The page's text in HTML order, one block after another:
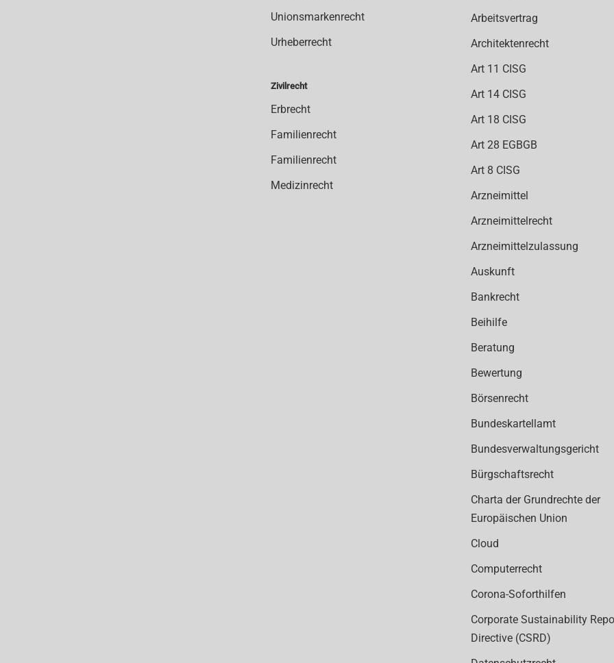
Unionsmarkenrecht
Urheberrecht
Zivilrecht
Erbrecht
Familienrecht
Familienrecht
Medizinrecht
Arbeitsvertrag
Architektenrecht
Art 11 CISG
Art 14 CISG
Art 18 CISG
Art 28 EGBGB
Art 8 CISG
Arzneimittel
Arzneimittelrecht
Arzneimittelzulassung
Auskunft
Bankrecht
Beihilfe
Beratung
Bewertung
Börsenrecht
Bundeskartellamt
Bundesverwaltungsgericht
Bürgschaftsrecht
Charta der Grundrechte der
Europäischen Union
Cloud
Computerrecht
Corona-Soforthilfen
Corporate Sustainability
Directive (CSRD)